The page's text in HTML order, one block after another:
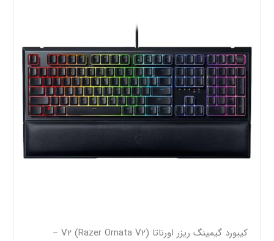
کیبورد گیمینگ ریزر اورناتا V2 (Razer Ornata V2) –